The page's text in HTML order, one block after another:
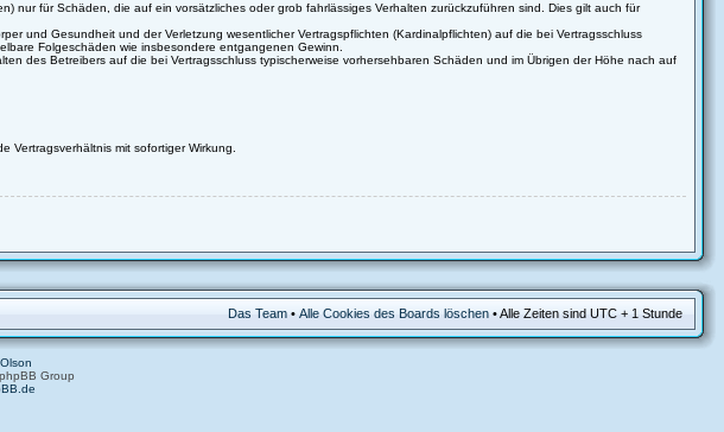
nur für Schäden, die auf ein vorsätzliches oder grob fahrlässiges Verhalten zurückzuführen sind. Dies gilt auch für
und Gesundheit und der Verletzung wesentlicher Vertragspflichten (Kardinalpflichten) auf die bei Vertragsschluss
Folgeschäden wie insbesondere entgangenen Gewinn.
des Betreibers auf die bei Vertragsschluss typischerweise vorhersehbaren Schäden und im Übrigen der Höhe nach auf
Vertragsverhältnis mit sofortiger Wirkung.
Das Team• Alle Cookies des Boards löschen• Alle Zeiten sind UTC + 1 Stunde
Group